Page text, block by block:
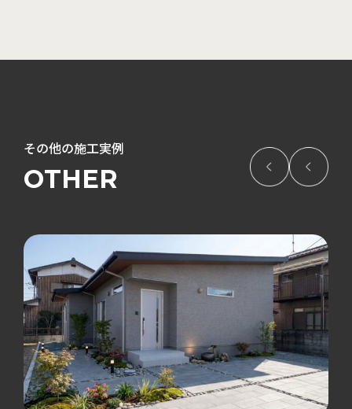
その他の施工実例
OTHER